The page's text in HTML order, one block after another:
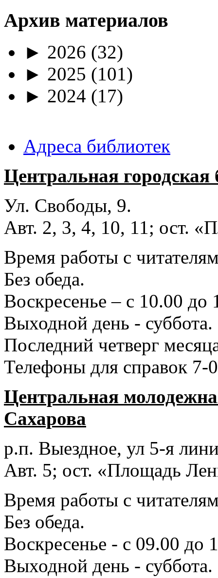
Архив материалов
► 2026 (32)
► 2025 (101)
► 2024 (17)
Адреса библиотек
Центральная
Ул. Свободы, 9.
Авт. 2, 3, 4, 10, 11; ост.
Время работы с
Без обеда.
Воскресенье – с 10.00 до
Выходной день - суббота.
Последний четверг
Телефоны для справок 7-
Центральная
Сахарова
р.п. Выездное, ул 5-я
Авт. 5; ост. «Площадь
Время работы с
Без обеда.
Воскресенье - с 09.00 до
Выходной день - суббота.